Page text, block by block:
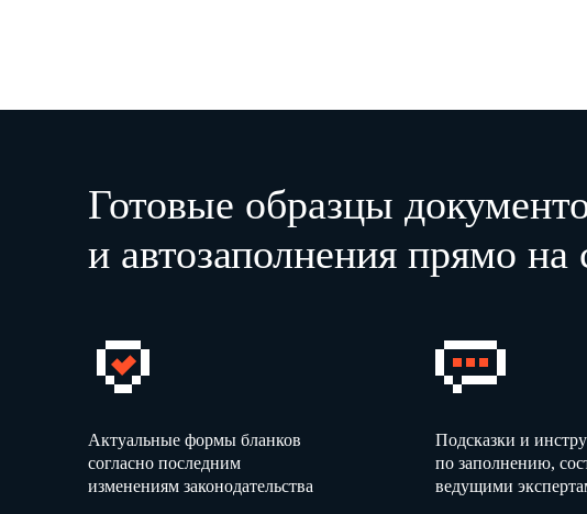
Готовые образцы
и автозаполнения прямо на
Актуальные формы бланков
согласно последним
изменениям законодательства
Подсказки и
по заполнению,
ведущими